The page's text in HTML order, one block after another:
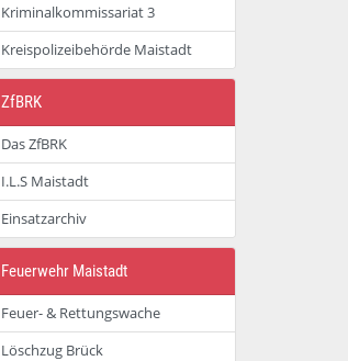
Kriminalkommissariat 3
Kreispolizeibehörde Maistadt
ZfBRK
Das ZfBRK
I.L.S Maistadt
Einsatzarchiv
Feuerwehr Maistadt
Feuer- & Rettungswache
Löschzug Brück